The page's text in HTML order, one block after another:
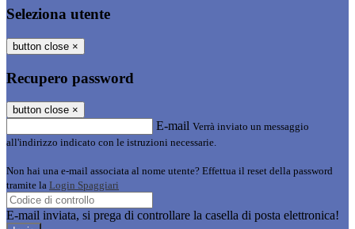
Seleziona utente
button close ×
Recupero password
button close ×
E-mail Verrà inviato un messaggio
all'indirizzo indicato con le istruzioni necessarie.
Non hai una e-mail associata al nome utente? Effettua il reset della password
tramite la Login Spaggiari
E-mail inviata, si prega di controllare la casella di posta elettronica!